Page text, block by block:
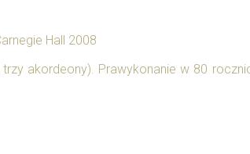
Hall 2008
akordeony). Prawykonanie w 80